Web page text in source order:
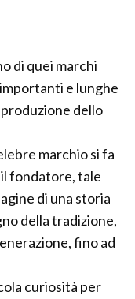
di quei marchi
e lunghe
dello
marchio si fa
fondatore, tale
di una storia
della tradizione,
fino ad
curiosità per